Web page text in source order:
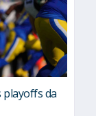
playoffs da